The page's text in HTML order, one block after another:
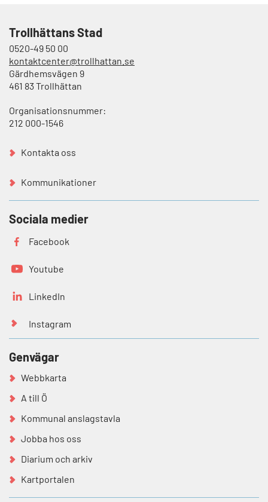
Trollhättans Stad
0520-49 50 00
kontaktcenter@trollhattan.se
Gärdhemsvägen 9
461 83 Trollhättan
Organisationsnummer:
212 000-1546
Kontakta oss
Kommunikationer
Sociala medier
Facebook
Youtube
LinkedIn
Instagram
Genvägar
Webbkarta
A till Ö
Kommunal anslagstavla
Jobba hos oss
Diarium och arkiv
Kartportalen